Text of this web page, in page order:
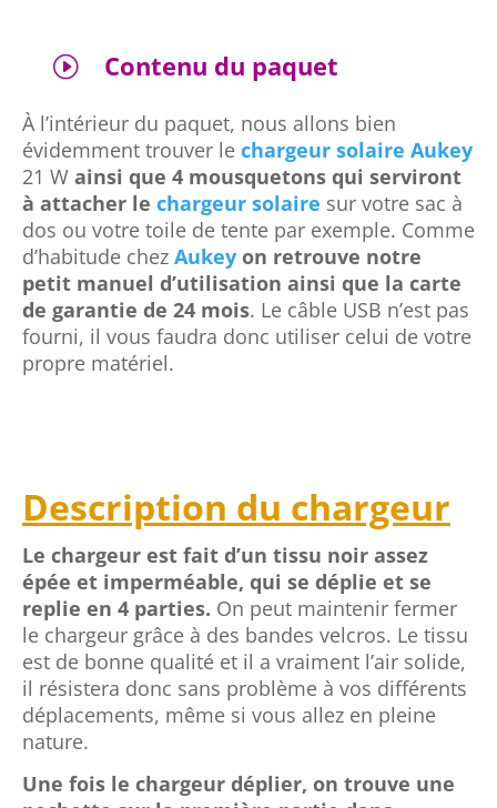
I Contenu du paquet
À l’intérieur du paquet, nous allons bien
évidemment trouver le chargeur solaire Aukey
21 W ainsi que 4 mousquetons qui serviront
à attacher le chargeur solaire sur votre sac à
dos ou votre toile de tente par exemple. Comme
d’habitude chez Aukey on retrouve notre
petit manuel d’utilisation ainsi que la carte
de garantie de 24 mois. Le câble USB n’est pas
fourni, il vous faudra donc utiliser celui de votre
propre matériel.
Description du chargeur
Le chargeur est fait d’un tissu noir assez
épée et imperméable, qui se déplie et se
replie en 4 parties. On peut maintenir fermer
le chargeur grâce à des bandes velcros. Le tissu
est de bonne qualité et il a vraiment l’air solide,
il résistera donc sans problème à vos différents
déplacements, même si vous allez en pleine
nature.
Une fois le chargeur déplier, on trouve une